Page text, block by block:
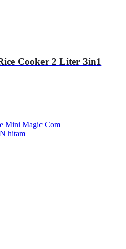
Cooker 2 Liter 3in1